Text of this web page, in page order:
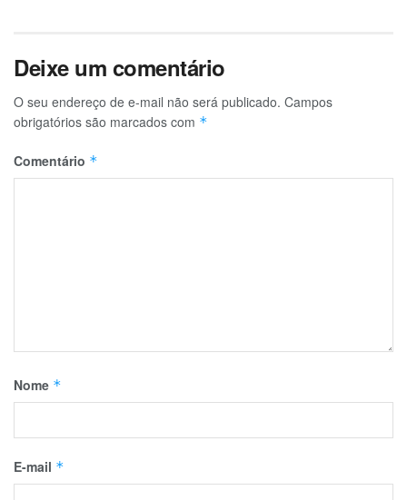
Deixe um comentário
O seu endereço de e-mail não será publicado. Campos
obrigatórios são marcados com *
Comentário *
Nome *
E-mail *